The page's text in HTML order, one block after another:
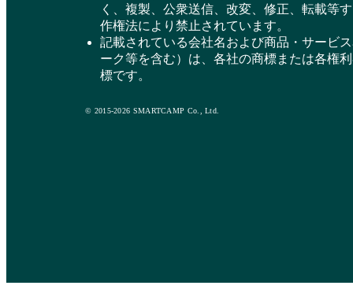
く、複製、公衆送信、改変、修正、転載等
作権法により禁止されています。
記載されている会社名および商品・サービ
ーク等を含む）は、各社の商標または各権
標です。
© 2015-2026 SMARTCAMP Co., Ltd.